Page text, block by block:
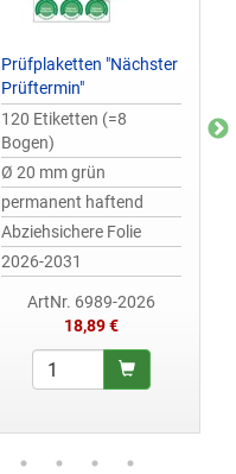
Prüfplaketten "Nächster
Prüftermin"
120 Etiketten (=8
Bogen)
Ø 20 mm grün
permanent haftend
Abziehsichere Folie
2026-2031
ArtNr. 6989-2026
18,89 €